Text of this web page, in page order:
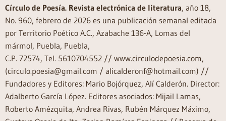
Círculo de Poesía. Revista electrónica de literatura, año 18,
No. 960, febrero de 2026 es una publicación semanal editada
por Territorio Poético A.C., Azabache 136-A, Lomas del
mármol, Puebla, Puebla,
C.P. 72574, Tel. 5610704552 // www.circulodepoesia.com,
(circulo.poesia@gmail.com / alicalderonf@hotmail.com) //
Fundadores y Editores: Mario Bojórquez, Alí Calderón. Director:
Adalberto García López. Editores asociados: Mijail Lamas,
Roberto Amézquita, Andrea Rivas, Rubén Márquez Máximo,